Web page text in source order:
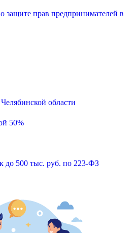
защите прав предпринимателей в
области
50%
до 500 тыс. руб. по 223-ФЗ